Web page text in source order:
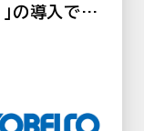
導入で